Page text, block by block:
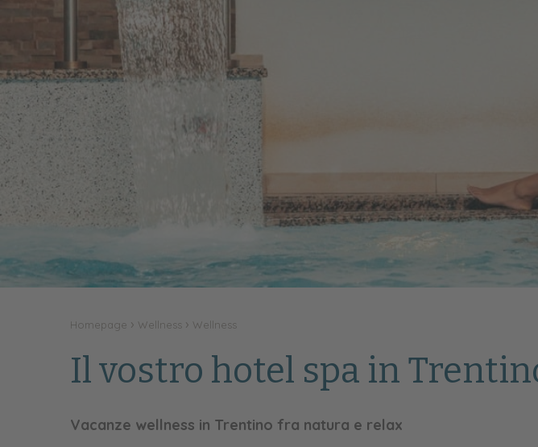
Homepage Wellness Wellness
Il vostro hotel spa in
Vacanze wellness in Trentino fra natura e relax